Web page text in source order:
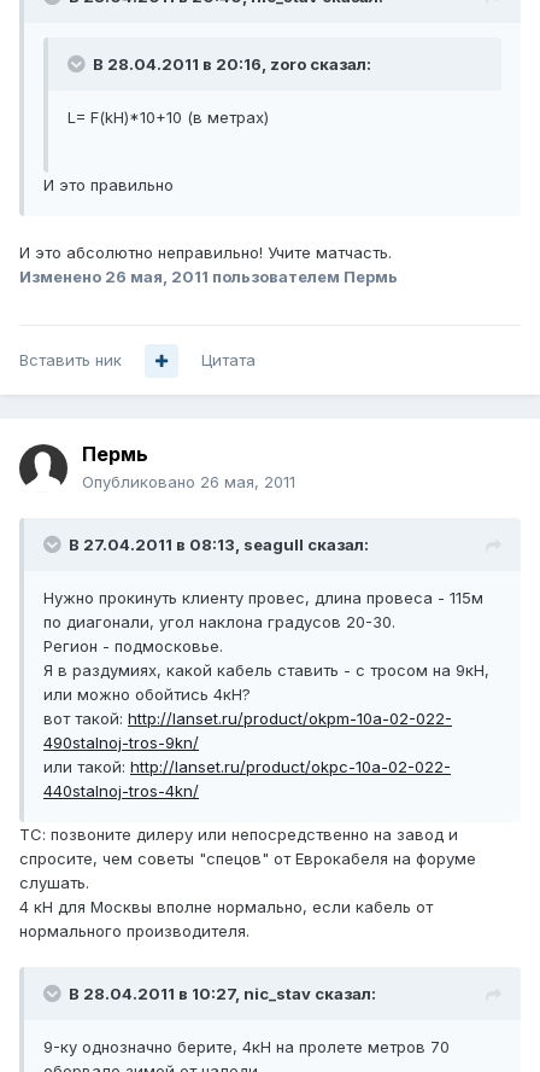
В 28.04.2011 в 20:16, zoro сказал:
L= F(kH)*10+10 (в метрах)
И это правильно
И это абсолютно неправильно! Учите матчасть.
Изменено 26 мая, 2011 пользователем Пермь
Вставить ник Цитата
Пермь
Опубликовано 26 мая, 2011
В 27.04.2011 в 08:13, seagull сказал:
Нужно прокинуть клиенту провес, длина провеса - 115м
по диагонали, угол наклона градусов 20-30.
Регион - подмосковье.
Я в раздумиях, какой кабель ставить - с тросом на 9кН,
или можно обойтись 4кН?
вот такой: http://lanset.ru/product/okpm-10a-02-022-
490stalnoj-tros-9kn/
или такой: http://lanset.ru/product/okpc-10a-02-022-
440stalnoj-tros-4kn/
ТС: позвоните дилеру или непосредственно на завод и
спросите, чем советы "спецов" от Еврокабеля на форуме
слушать.
4 кН для Москвы вполне нормально, если кабель от
нормального производителя.
В 28.04.2011 в 10:27, nic_stav сказал:
9-ку однозначно берите, 4кН на пролете метров 70